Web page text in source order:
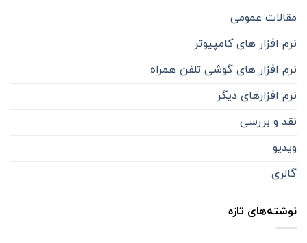
مقالات عمومی
نرم افزار های کامپیوتر
نرم افزار های گوشی تلفن همراه
نرم افزارهای دیگر
نقد و بررسی
ویدیو
گالری
نوشته‌های تازه